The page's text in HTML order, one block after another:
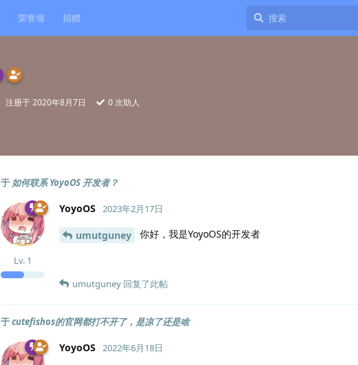
荣誉墙 捐赠
注册于2020年8月7日 0 次助人
于 如何联系 YoyoOS 开发者？
YoyoOS
Lv. 1
2023年2月17日
umutguney 你好，我是YoyoOS的开发者
umutguney 回复了此帖
于cutefishos的官网都打不开了，是凉了还是啥
YoyoOS 2022年6月18日